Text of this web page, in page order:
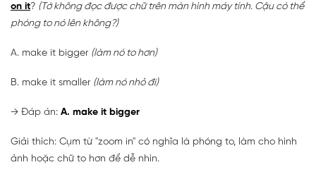
on it? (Tớ không đọc được chữ trên màn hình máy tính. Cậu có thể
phóng to nó lên không?)
A. make it bigger (làm nó to hơn)
B. make it smaller (làm nó nhỏ đi)
→ Đáp án: A. make it bigger
Giải thích: Cụm từ "zoom in" có nghĩa là phóng to, làm cho hình
ảnh hoặc chữ to hơn để dễ nhìn.